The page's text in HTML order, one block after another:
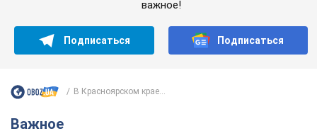
важное!
Подписаться Подписаться
В Красноярском крае...
Важное